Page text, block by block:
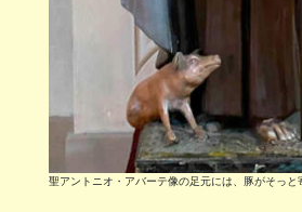
聖アントニオ・アバーテ像の足元には、豚がそっと